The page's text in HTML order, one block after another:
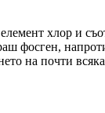
хлор и
фосген,
на почти